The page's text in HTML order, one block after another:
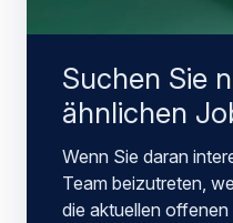
Suchen Sie
ähnlichen
Wenn Sie daran
Team beizutreten,
die aktuellen